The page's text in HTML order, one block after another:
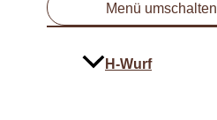
Menü umschalten
H-Wurf